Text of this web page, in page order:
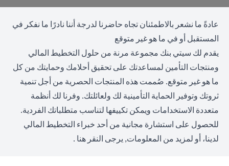
عادةً ما نشعر بالاطمئنان تجاه حاضرنا لدرجة أننا نادرًا ما نفكر في
المستقبل أو في ما هو غير متوقع
يقدم لك سيتي بنك مجموعة مرنة من حلول التخطيط المالي
ومنتجات التأمين لمساعدتك على تحقيق أحلامك وحمايتك من كل
ما هو غير متوقع. صُممت هذه المنتجات الحصرية من أجل تنمية
ثروتك وتوفير الحماية التأمينية لك ولعائلتك. وفرنا لك أنظمة
متعددة الاستخدامات ويمكن تكييفها لتناسب متطلباتك الفردية.
للحصول على استشارة مجانية من أحد خبراء التخطيط المالي
لدينا، أو لمزيد من المعلومات, يرجى النقر هنا .